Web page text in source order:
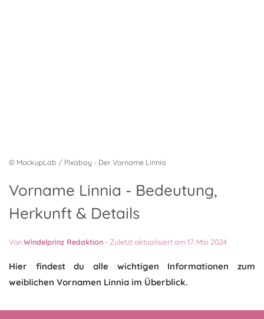
© MockupLab / Pixabay - Der Vorname Linnia
Vorname Linnia - Bedeutung,
Herkunft & Details
VonWindelprinz Redaktion - Zuletzt aktualisiert am 17. Mai 2024
Hier findest du alle wichtigen Informationen zum
weiblichen Vornamen Linnia im Überblick.